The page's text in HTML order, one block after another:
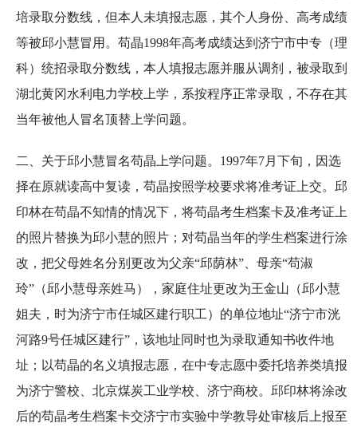
培录取分数线，但本人未填报志愿，其个人身份、高考成绩
等被邱小慧冒用。苟晶1998年高考成绩达到济宁市中专（理
科）统招录取分数线，本人填报志愿并服从调剂，被录取到
湖北黄冈水利电力学校上学，系按程序正常录取，不存在其
当年被他人冒名顶替上学问题。
二、关于邱小慧冒名苟晶上学问题。1997年7月下旬，因选
择在原就读高中复读，苟晶按照学校要求将准考证上交。邱
印林在苟晶不知情的情况下，将苟晶考生档案卡及准考证上
的照片替换为邱小慧的照片；对苟晶当年的学生档案进行涂
改，把父母姓名分别更改为父亲“邱荫林”、母亲“苟淑
玲”（邱小慧母亲姓马），家庭住址更改为王金山（邱小慧
姐夫，时为济宁市任城区建行职工）的单位地址“济宁市洸
河路9号任城区建行”，该地址同时也为录取通知书收件地
址；以苟晶的名义填报志愿，在中专志愿中委托培养类填报
为济宁警校、北京煤炭工业学校、济宁商校。邱印林将涂改
后的苟晶考生档案卡交济宁市实验中学教导处审核后上报至